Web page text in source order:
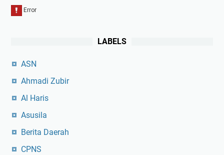
LABELS
ASN
Ahmadi Zubir
Al Haris
Asusila
Berita Daerah
CPNS